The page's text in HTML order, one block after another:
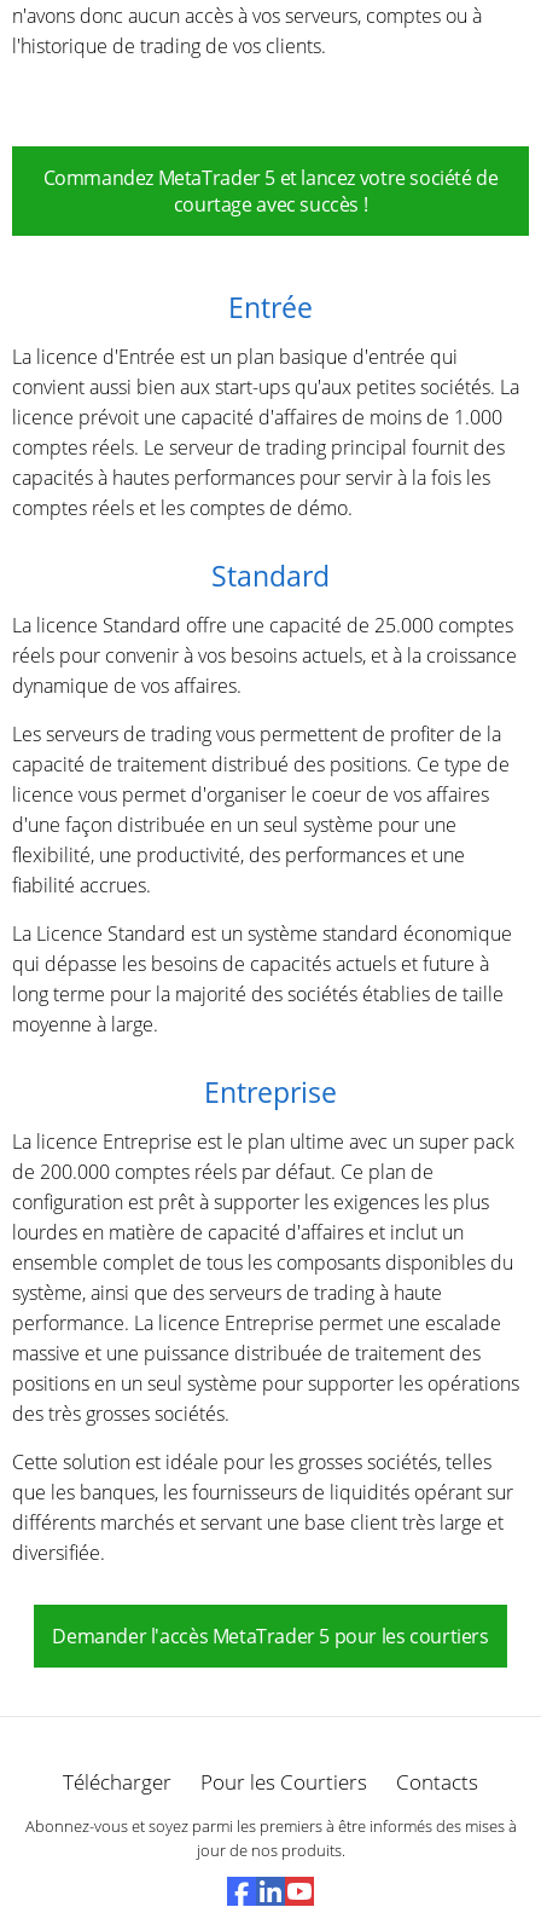
n'avons donc aucun accès à vos serveurs, comptes ou à
l'historique de trading de vos clients.
Commandez MetaTrader 5 et lancez votre société de
courtage avec succès !
Entrée
La licence d'Entrée est un plan basique d'entrée qui
convient aussi bien aux start-ups qu'aux petites sociétés. La
licence prévoit une capacité d'affaires de moins de 1.000
comptes réels. Le serveur de trading principal fournit des
capacités à hautes performances pour servir à la fois les
comptes réels et les comptes de démo.
Standard
La licence Standard offre une capacité de 25.000 comptes
réels pour convenir à vos besoins actuels, et à la croissance
dynamique de vos affaires.
Les serveurs de trading vous permettent de profiter de la
capacité de traitement distribué des positions. Ce type de
licence vous permet d'organiser le coeur de vos affaires
d'une façon distribuée en un seul système pour une
flexibilité, une productivité, des performances et une
fiabilité accrues.
La Licence Standard est un système standard économique
qui dépasse les besoins de capacités actuels et future à
long terme pour la majorité des sociétés établies de taille
moyenne à large.
Entreprise
La licence Entreprise est le plan ultime avec un super pack
de 200.000 comptes réels par défaut. Ce plan de
configuration est prêt à supporter les exigences les plus
lourdes en matière de capacité d'affaires et inclut un
ensemble complet de tous les composants disponibles du
système, ainsi que des serveurs de trading à haute
performance. La licence Entreprise permet une escalade
massive et une puissance distribuée de traitement des
positions en un seul système pour supporter les opérations
des très grosses sociétés.
Cette solution est idéale pour les grosses sociétés, telles
que les banques, les fournisseurs de liquidités opérant sur
différents marchés et servant une base client très large et
diversifiée.
Demander l'accès MetaTrader 5 pour les courtiers
Télécharger Pour les Courtiers Contacts
Abonnez-vous et soyez parmi les premiers à être informés des mises à
jour de nos produits.